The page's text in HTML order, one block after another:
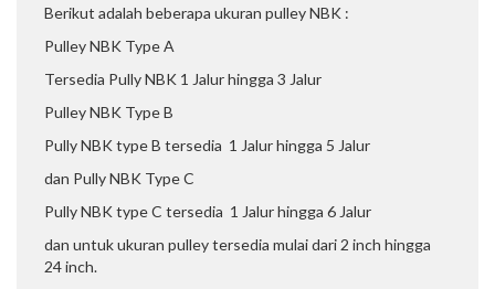
Berikut adalah beberapa ukuran pulley NBK :
Pulley NBK Type A
Tersedia Pully NBK 1 Jalur hingga 3 Jalur
Pulley NBK Type B
Pully NBK type B tersedia 1 Jalur hingga 5 Jalur
dan Pully NBK Type C
Pully NBK type C tersedia 1 Jalur hingga 6 Jalur
dan untuk ukuran pulley tersedia mulai dari 2 inch hingga
24 inch.